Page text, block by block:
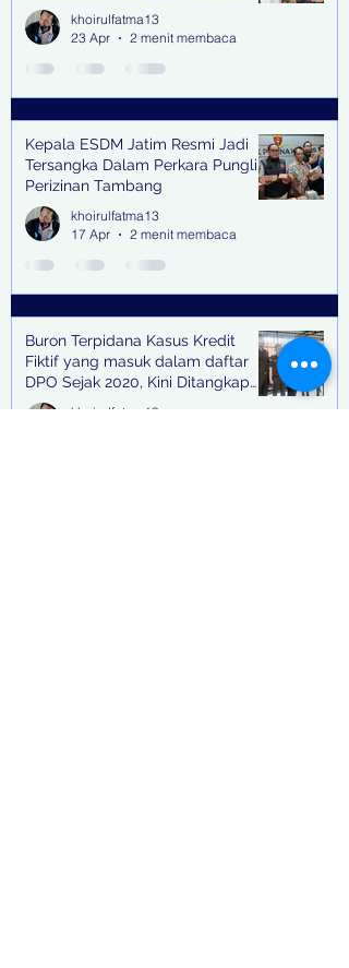
(Pasmanbaya) dalam Kegiatan
Halal Bihalal
khoirulfatma13
23 Apr
2 menit membaca
Kepala ESDM Jatim Resmi Jadi
Tersangka Dalam Perkara Pungli
Perizinan Tambang
khoirulfatma13
17 Apr
2 menit membaca
Buron Terpidana Kasus Kredit
Fiktif yang masuk dalam daftar
DPO Sejak 2020, Kini Ditangkap
Kejari Surabaya
khoirulfatma13